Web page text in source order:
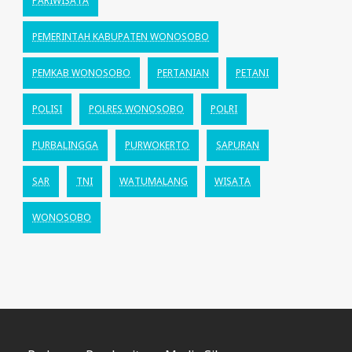
PEMERINTAH KABUPATEN WONOSOBO
PEMKAB WONOSOBO PERTANIAN PETANI
POLISI POLRES WONOSOBO POLRI
PURBALINGGA PURWOKERTO SAPURAN
SAR TNI WATUMALANG WISATA
WONOSOBO